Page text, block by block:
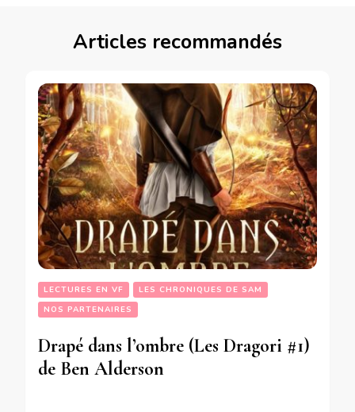
Articles recommandés
LECTURES EN VF
LES CHRONIQUES DE SAM
NOS PARTENAIRES
Drapé dans l’ombre (Les Dragori #1)
de Ben Alderson